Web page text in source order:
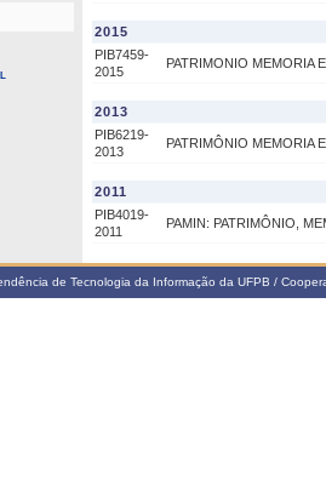
2015
PIB7459-
2015
PATRIMONIO MEMORIA
2013
PIB6219-
2013
PATRIMÔNIO MEMORIA
2011
PIB4019-
2011
PAMIN: PATRIMÔNIO,
de Tecnologia da Informação da UFPB /